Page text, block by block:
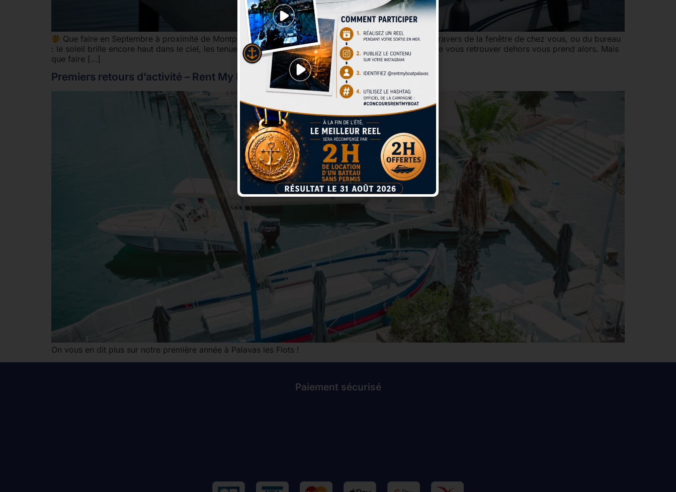
Que faire en Septembre à proximité de Montpellier ? Nostalgiques de votre été, vous regardez au travers de la fenêtre de chez vous, ou du bureau
: le soleil brille encore haut dans le ciel, les tenues estivales sont toujours bien présentes, l’envie de vite vous retrouver dehors vous prend alors. Mais
que faire […]
Premiers retours d’activité – Rent My Boat à Palavas les Flots
On vous en dit plus sur notre première année à Palavas les Flots !
Paiement sécurisé